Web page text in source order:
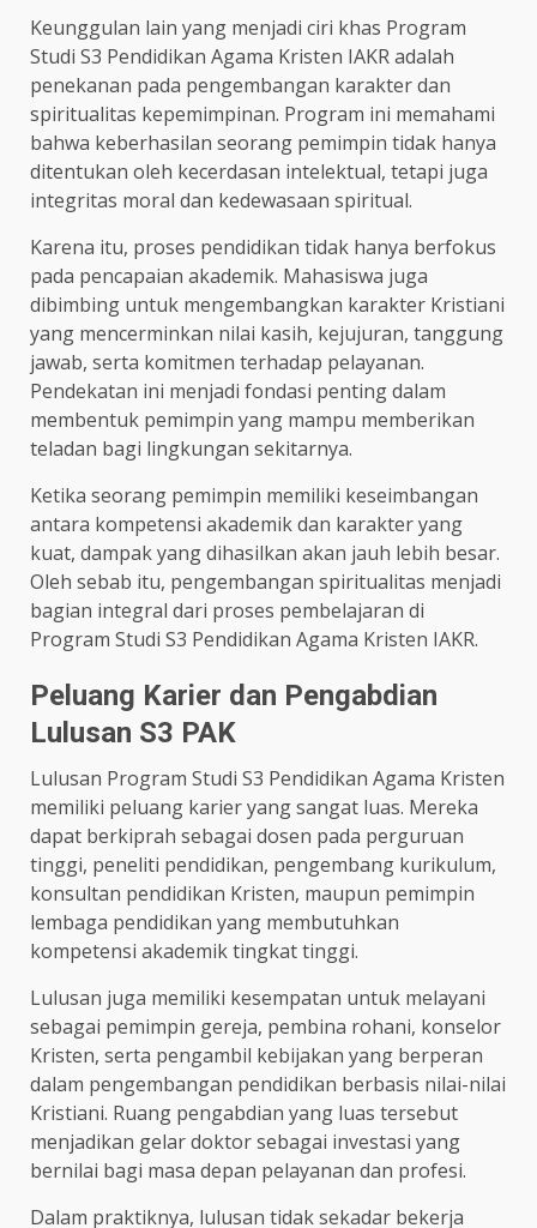
Keunggulan lain yang menjadi ciri khas Program
Studi S3 Pendidikan Agama Kristen IAKR adalah
penekanan pada pengembangan karakter dan
spiritualitas kepemimpinan. Program ini memahami
bahwa keberhasilan seorang pemimpin tidak hanya
ditentukan oleh kecerdasan intelektual, tetapi juga
integritas moral dan kedewasaan spiritual.
Karena itu, proses pendidikan tidak hanya berfokus
pada pencapaian akademik. Mahasiswa juga
dibimbing untuk mengembangkan karakter Kristiani
yang mencerminkan nilai kasih, kejujuran, tanggung
jawab, serta komitmen terhadap pelayanan.
Pendekatan ini menjadi fondasi penting dalam
membentuk pemimpin yang mampu memberikan
teladan bagi lingkungan sekitarnya.
Ketika seorang pemimpin memiliki keseimbangan
antara kompetensi akademik dan karakter yang
kuat, dampak yang dihasilkan akan jauh lebih besar.
Oleh sebab itu, pengembangan spiritualitas menjadi
bagian integral dari proses pembelajaran di
Program Studi S3 Pendidikan Agama Kristen IAKR.
Peluang Karier dan Pengabdian
Lulusan S3 PAK
Lulusan Program Studi S3 Pendidikan Agama Kristen
memiliki peluang karier yang sangat luas. Mereka
dapat berkiprah sebagai dosen pada perguruan
tinggi, peneliti pendidikan, pengembang kurikulum,
konsultan pendidikan Kristen, maupun pemimpin
lembaga pendidikan yang membutuhkan
kompetensi akademik tingkat tinggi.
Lulusan juga memiliki kesempatan untuk melayani
sebagai pemimpin gereja, pembina rohani, konselor
Kristen, serta pengambil kebijakan yang berperan
dalam pengembangan pendidikan berbasis nilai-nilai
Kristiani. Ruang pengabdian yang luas tersebut
menjadikan gelar doktor sebagai investasi yang
bernilai bagi masa depan pelayanan dan profesi.
Dalam praktiknya, lulusan tidak sekadar bekerja